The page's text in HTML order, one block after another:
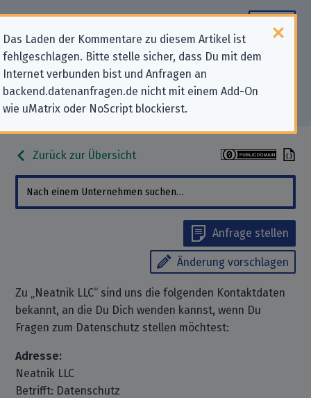
Das Laden der Kommentare zu diesem Artikel ist
fehlgeschlagen. Bitte stelle sicher, dass Du mit dem
Internet verbunden bist und Anfragen an
backend.datenanfragen.de nicht mit einem Add-On
wie uMatrix oder NoScript blockierst.
Datenschutz-Kontaktdaten für
„Neatnik LLC“
Zurück zur Übersicht
Anfrage stellen
Änderung vorschlagen
Zu „Neatnik LLC“ sind uns die folgenden Kontaktdaten
bekannt, an die Du Dich wenden kannst, wenn Du
Fragen zum Datenschutz stellen möchtest:
Adresse:
Neatnik LLC
Betrifft: Datenschutz